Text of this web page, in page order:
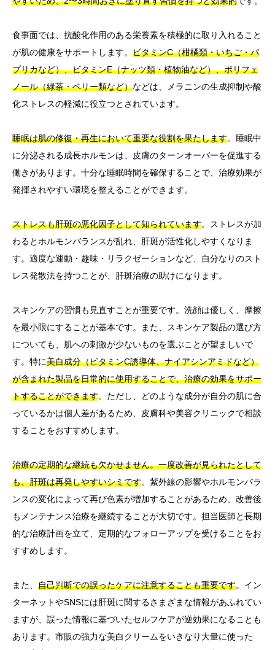
食事面では、抗酸化作用のある栄養素を積極的に取り入れること
が肌の健康をサポートします。 ビタミンC（柑橘類・いちご・パ
プリカなど）、ビタミンE（ナッツ類・植物油など）、ポリフェ
ノール（緑茶・ベリー類など）などは、メラニンの生成抑制や酸
化ストレスの軽減に役立つとされています。
睡眠は肌の修復・再生において重要な役割を果たします。睡眠中
に分泌される成長ホルモンは、皮膚のターンオーバーを促進する
働きがあります。十分な睡眠時間を確保することで、治療効果が
発揮されやすい環境を整えることができます。
ストレスも肝斑の悪化因子として知られています。ストレスが加
わるとホルモンバランスが乱れ、肝斑が活性化しやすくなりま
す。適度な運動・趣味・リラクゼーションなど、自分なりのスト
レス発散法を持つことが、肝斑治療の助けになります。
スキンケアの習慣も見直すことが重要です。洗顔は優しく、摩擦
を最小限にすることが基本です。また、スキンケア製品の選び方
についても、肌への刺激が少ないものを選ぶことが望ましいで
す。特に美白成分（ビタミンC誘導体、ナイアシンアミドなど）
が含まれた製品を日常的に使用することで、治療の効果をサポー
トすることができます。ただし、どのような成分が自分の肌に合
っているかは個人差があるため、皮膚科や美容クリニックで相談
することをおすすめします。
治療の定期的な継続も欠かせません。一度改善が見られたとして
も、肝斑は再発しやすいシミです。紫外線の影響やホルモンバラ
ンスの変化によって再び色素が増加することがあるため、改善後
もメンテナンス治療を継続することが大切です。担当医師と長期
的な治療計画を立て、定期的なフォローアップを受けることをお
すすめします。
また、 自己判断での誤ったケアに注意することも重要です。イン
ターネットやSNSには肝斑に関するさまざまな情報があふれてい
ますが、誤った情報に基づいたセルフケアが逆効果になることも
あります。市販の強力な美白クリームをいきなり大量に使った